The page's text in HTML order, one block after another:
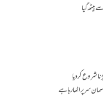
گیا
شروع کر دیا
سر پر اٹھا رہا ہے